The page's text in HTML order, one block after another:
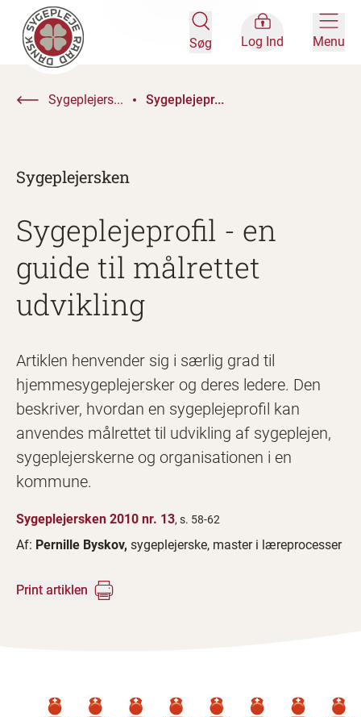
Søg Log Ind Menu
Sygeplejers... Sygeplejepr...
Sygeplejersken
Sygeplejeprofil - en
guide til målrettet
udvikling
Artiklen henvender sig i særlig grad til
hjemmesygeplejersker og deres ledere. Den
beskriver, hvordan en sygeplejeprofil kan
anvendes målrettet til udvikling af sygeplejen,
sygeplejerskerne og organisationen i en
kommune.
Sygeplejersken 2010 nr. 13, s. 58-62
Af: Pernille Byskov, sygeplejerske, master i læreprocesser
Print artiklen